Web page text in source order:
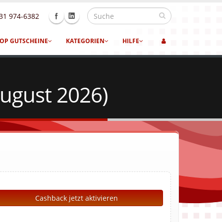
974-6382
GUTSCHEINE KATEGORIEN HILFE
2026)
Cashback jetzt aktivieren